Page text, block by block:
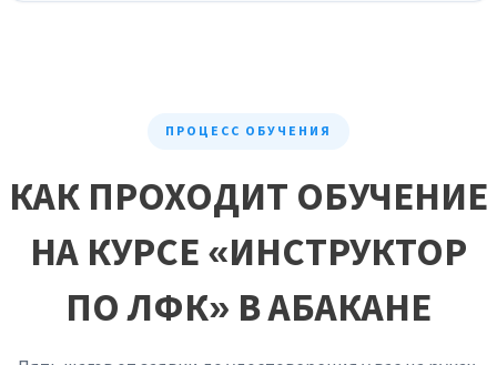
ПРОЦЕСС ОБУЧЕНИЯ
КАК ПРОХОДИТ ОБУЧЕНИЕ
НА КУРСЕ «ИНСТРУКТОР
ПО ЛФК» В АБАКАНЕ